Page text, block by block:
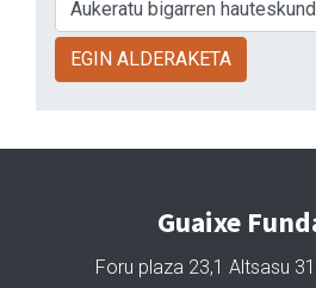
EGIN ALDERAKETA
Guaixe
Foru plaza 23,1 Altsasu